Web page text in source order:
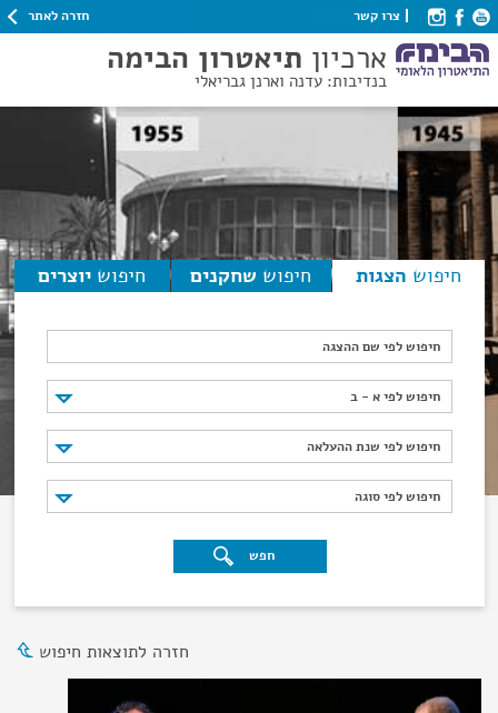
צרו קשר חזרה לאתר
ארכיון תיאטרון הבימה
בנדיבות: עדנה וארנן גבריאלי
חיפוש הצגות חיפוש שחקנים חיפוש יוצרים
חיפוש לפי שם ההצגה
חיפוש לפי א - ב
חיפוש לפי א - ב
חיפוש לפי שנת ההעלאה
חיפוש לפי שנת ההעלאה
חיפוש לפי סוגה
חיפוש לפי סוגה
חפש
חזרה לתוצאות חיפוש